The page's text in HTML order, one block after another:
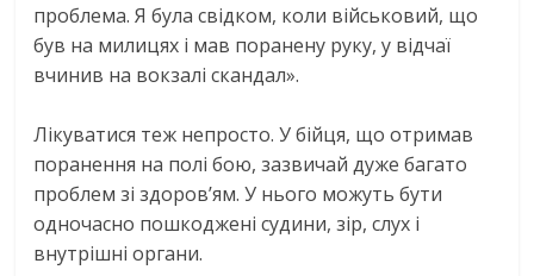
проблема. Я була свідком, коли військовий, що
був на милицях і мав поранену руку, у відчаї
вчинив на вокзалі скандал».
Лікуватися теж непросто. У бійця, що отримав
поранення на полі бою, зазвичай дуже багато
проблем зі здоров’ям. У нього можуть бути
одночасно пошкоджені судини, зір, слух і
внутрішні органи.